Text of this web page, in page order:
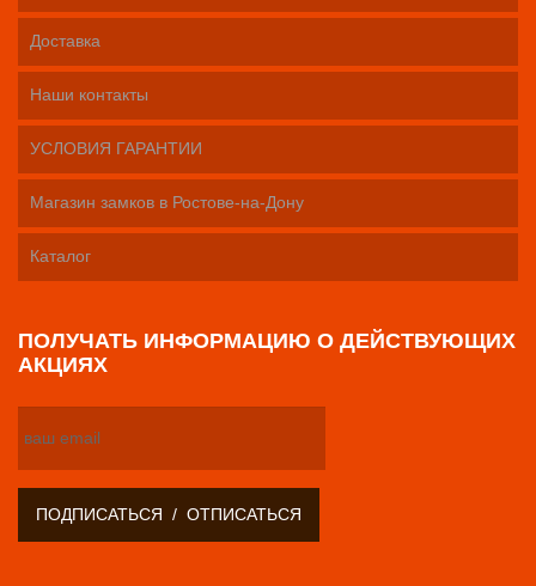
Доставка
Наши контакты
УСЛОВИЯ ГАРАНТИИ
Магазин замков в Ростове-на-Дону
Каталог
ПОЛУЧАТЬ ИНФОРМАЦИЮ О ДЕЙСТВУЮЩИХ
АКЦИЯХ